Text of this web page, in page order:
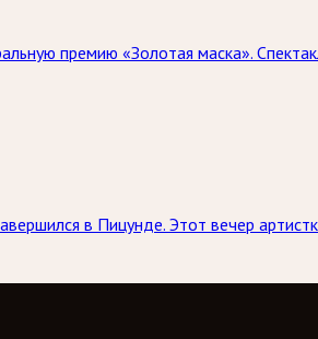
премию «Золотая маска».
в Пицунде. Этот вечер